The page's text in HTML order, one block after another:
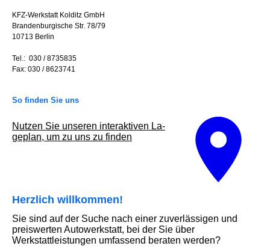
KFZ-Werkstatt Kolditz GmbH
Brandenburgische Str. 78/79
10713 Berlin
Tel.: 030 / 8735835
Fax: 030 / 8623741
So finden Sie uns
Nutzen Sie unseren interaktiven La­
ge­plan, um zu uns zu finden
Herzlich willkommen!
Sie sind auf der Suche nach einer zuverlässigen und
preiswerten Autowerkstatt, bei der Sie über
Werkstattleistungen umfassend beraten werden?